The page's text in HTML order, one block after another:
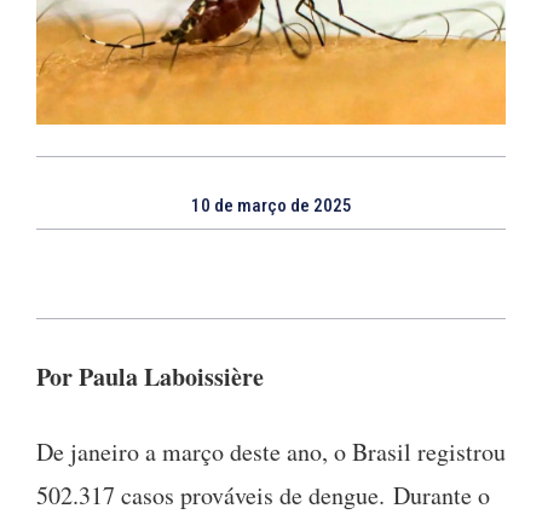
10 de março de 2025
Por Paula Laboissière
De janeiro a março deste ano, o Brasil registrou
502.317 casos prováveis de dengue. Durante o